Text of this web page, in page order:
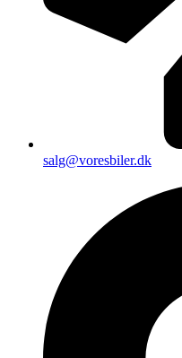
salg@voresbiler.dk